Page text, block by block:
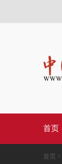
首页
首页 >